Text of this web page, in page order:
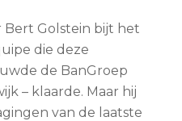
Golstein bijt het
die deze
de BanGroep
– klaarde. Maar hij
van de laatste